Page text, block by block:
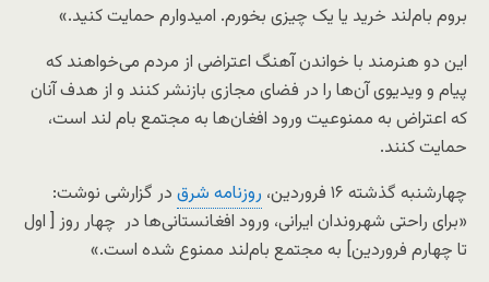
بروم بام‌لند خرید یا یک چیزی بخورم. امیدوارم حمایت کنید.»
این دو هنرمند با خواندن آهنگ اعتراضی از مردم می‌خواهند که
پیام و ویدیوی آن‌ها را در فضای مجازی بازنشر کنند و از هدف آنان
که اعتراض به ممنوعیت ورود افغان‌ها به مجتمع بام لند است،
حمایت کنند.
چهارشنبه گذشته ۱۶ فروردین،
روزنامه شرق در گزارشی نوشت:
«برای راحتی شهروندان ایرانی، ورود افغانستانی‌ها در چهار روز [ اول
تا چهارم فروردین] به مجتمع بام‌لند ممنوع شده است.»